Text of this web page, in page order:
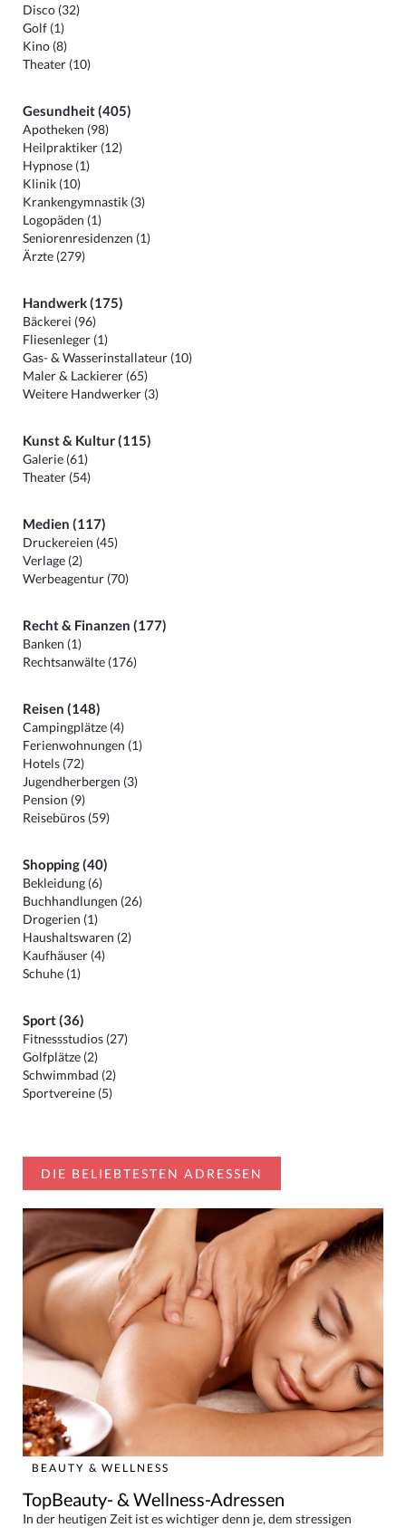
Disco (32)
Golf (1)
Kino (8)
Theater (10)
Gesundheit (405)
Apotheken (98)
Heilpraktiker (12)
Hypnose (1)
Klinik (10)
Krankengymnastik (3)
Logopäden (1)
Seniorenresidenzen (1)
Ärzte (279)
Handwerk (175)
Bäckerei (96)
Fliesenleger (1)
Gas- & Wasserinstallateur (10)
Maler & Lackierer (65)
Weitere Handwerker (3)
Kunst & Kultur (115)
Galerie (61)
Theater (54)
Medien (117)
Druckereien (45)
Verlage (2)
Werbeagentur (70)
Recht & Finanzen (177)
Banken (1)
Rechtsanwälte (176)
Reisen (148)
Campingplätze (4)
Ferienwohnungen (1)
Hotels (72)
Jugendherbergen (3)
Pension (9)
Reisebüros (59)
Shopping (40)
Bekleidung (6)
Buchhandlungen (26)
Drogerien (1)
Haushaltswaren (2)
Kaufhäuser (4)
Schuhe (1)
Sport (36)
Fitnessstudios (27)
Golfplätze (2)
Schwimmbad (2)
Sportvereine (5)
DIE BELIEBTESTEN ADRESSEN
BEAUTY & WELLNESS
TopBeauty- & Wellness-Adressen
In der heutigen Zeit ist es wichtiger denn je, dem stressigen